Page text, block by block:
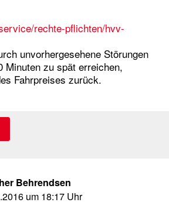
rechte-pflichten/hvv-
unvorhergesehene Störungen
Minuten zu spät erreichen,
Fahrpreises zurück.
Behrendsen
um 18:17 Uhr